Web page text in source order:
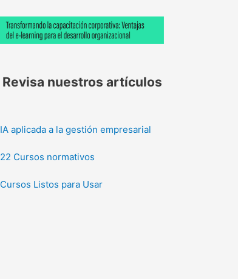
Revisa nuestros artículos
IA aplicada a la gestión empresarial
22 Cursos normativos
Cursos Listos para Usar